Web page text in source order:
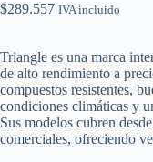
$289.557 IVA incluido
Triangle es una marca
de alto rendimiento a
compuestos resistentes,
condiciones climáticas y
Sus modelos cubren
comerciales, ofreciendo